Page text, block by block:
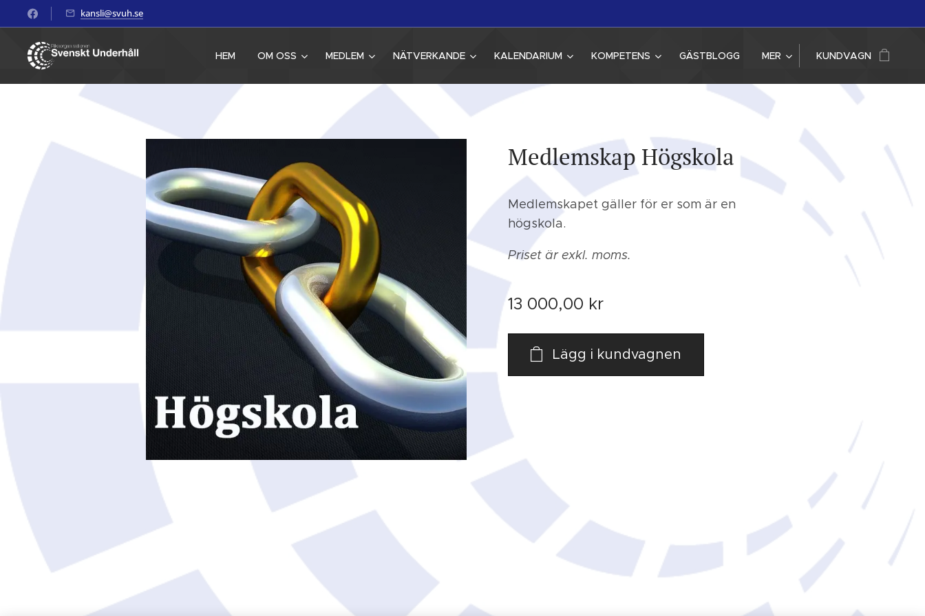
kansli@svuh.se
HEM OM OSS MEDLEM NÄTVERKANDE KALENDARIUM KOMPETENS GÄSTBLOGG MER KUNDVAGN
Medlemskap Högskola
Medlemskapet gäller för er som är en
högskola.
Priset är exkl. moms.
13 000,00 kr
Lägg i kundvagnen